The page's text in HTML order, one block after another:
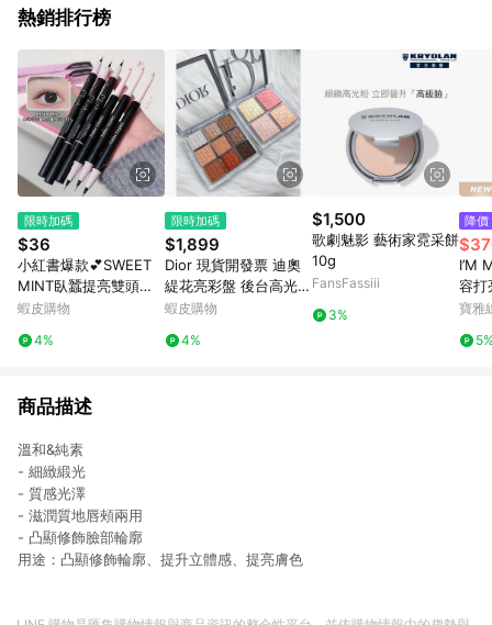
熱銷排行榜
限時加碼
$36
小紅書爆款💕SWEET
MINT臥蠶提亮雙頭筆~
甜妹眼妝 高光 提亮 兩
臥蠶筆 高光 眼線筆
蝦皮購物
4%
限時加碼
$1,899
Dior 現貨開發票 迪奧
緹花亮彩盤 後台高光
亮采盤01 02 03 04 DI
蝦皮購物
4%
$1,500
歌劇魅影 藝術家霓采餅
10g
FansFassiii
3%
降價
I’M
容打
選
寶雅
商品描述
溫和&純素
- 細緻緞光
- 質感光澤
- 滋潤質地唇頰兩用
- 凸顯修飾臉部輪廓
用途：凸顯修飾輪廓、提升立體感、提亮膚色